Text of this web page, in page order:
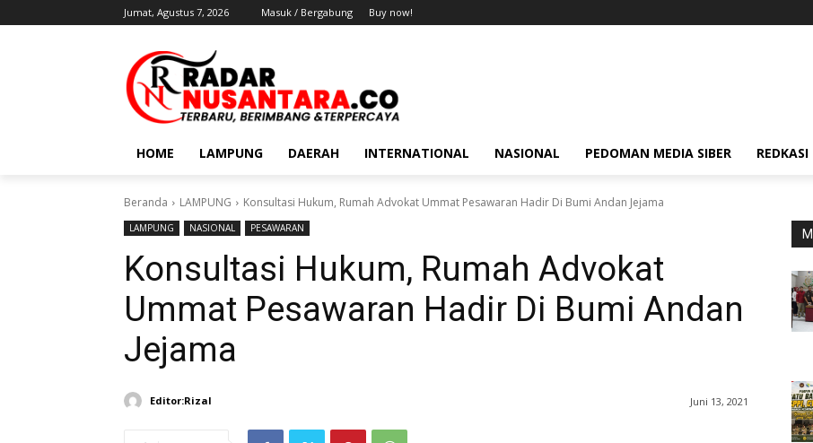
Jumat, Agustus 7, 2026 Masuk / Bergabung Buy now!
HOME LAMPUNG DAERAH INTERNATIONAL NASIONAL PEDOMAN MEDIA SIBER REDKASI
Beranda LAMPUNG Konsultasi Hukum, Rumah Advokat Ummat Pesawaran Hadir Di Bumi Andan Jejama
LAMPUNG NASIONAL PESAWARAN
Konsultasi Hukum, Rumah Advokat
Ummat Pesawaran Hadir Di Bumi Andan
Jejama
Editor:Rizal Juni 13, 2021